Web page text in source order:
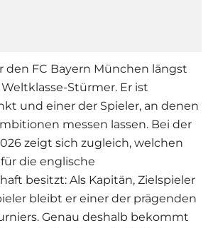
den FC Bayern München längst
Stürmer. Er ist
und einer der Spieler, an denen
messen lassen. Bei der
zeigt sich zugleich, welchen
die englische
besitzt: Als Kapitän, Zielspieler
bleibt er einer der prägenden
Genau deshalb bekommt